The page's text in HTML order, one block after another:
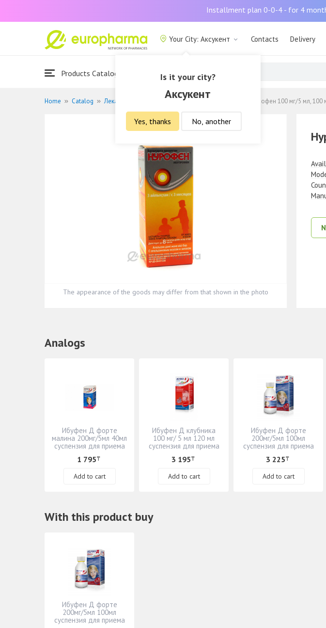
Installment plan 0-0-4 - for 4
Your City: Аксукент
Is it your city?
Аксукент
Yes, thanks No, another
Contacts Delivery
About Us
Products Catalogue
Home Catalog Лекарственные средства Нурофен 100 мг/5 мл, 100
The appearance of the goods may differ from that shown in the photo
Analogs
Ибуфен Д форте
малина 200мг/5мл 40мл
суспензия для приема
1 795₸
Add to cart
Ибуфен Д клубника
100 мг/ 5 мл 120 мл
суспензия для приема
3 195₸
Add to cart
Ибуфен Д форте
200мг/5мл 100мл
суспензия для приема
3 225₸
Add to cart
With this product buy
Ибуфен Д форте
200мг/5мл 100мл
суспензия для приема